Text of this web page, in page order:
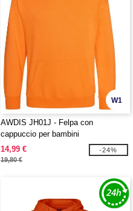
W1
AWDIS JH01J - Felpa con
cappuccio per bambini
14,99 €
19,80 €
-24%